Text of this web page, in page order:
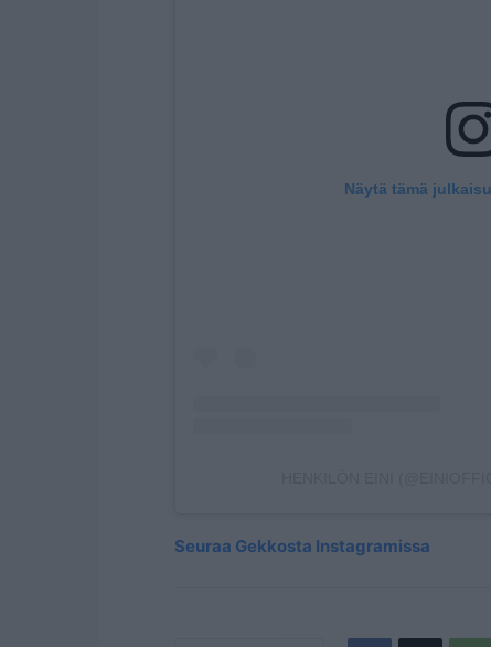
Näytä tämä
Seuraa Gekkosta Instagramissa